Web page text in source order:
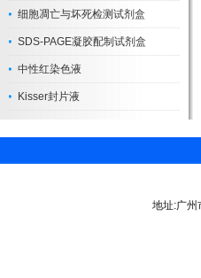
细胞凋亡与坏死检测试剂盒
SDS-PAGE凝胶配制试剂盒
中性红染色液
Kisser封片液
地址:广